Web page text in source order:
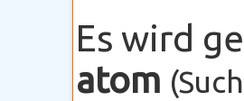
Es wird
atom